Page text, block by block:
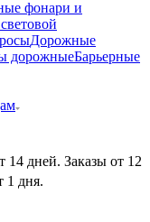
фонари и
Дорожные
дорожныеБарьерные
14 дней. Заказы от 12
1 дня.